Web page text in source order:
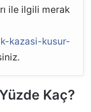
ile ilgili merak
kazasi-kusur-
Kaç?